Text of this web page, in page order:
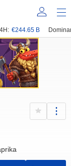
€244.65 B